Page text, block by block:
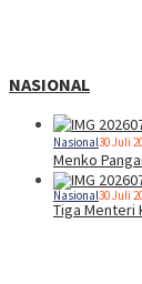
NASIONAL
Nasional30 Juli
Menko
Nasional30 Juli
Tiga Menteri